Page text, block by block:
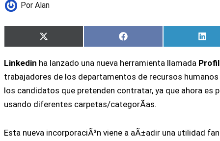
Por Alan
Compartir
en
X
(Twitter)
Compartir
en
Facebook
en
Linkedin ha lanzado una nueva herramienta llamada
trabajadores de los departamentos de recursos
los candidatos que pretenden contratar, ya que ahora es
usando diferentes carpetas/categorÃ­as.
Esta nueva incorporaciÃ³n viene a aÃ±adir una utilidad